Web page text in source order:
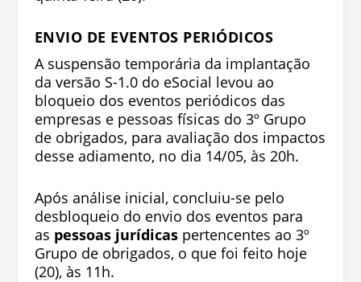
ENVIO DE EVENTOS PERIÓDICOS
A suspensão temporária da implantação
da versão S-1.0 do eSocial levou ao
bloqueio dos eventos periódicos das
empresas e pessoas físicas do 3º Grupo
de obrigados, para avaliação dos impactos
desse adiamento, no dia 14/05, às 20h.
Após análise inicial, concluiu-se pelo
desbloqueio do envio dos eventos para
as pessoas jurídicaspertencentes ao 3º
Grupo de obrigados, o que foi feito hoje
(20), às 11h.